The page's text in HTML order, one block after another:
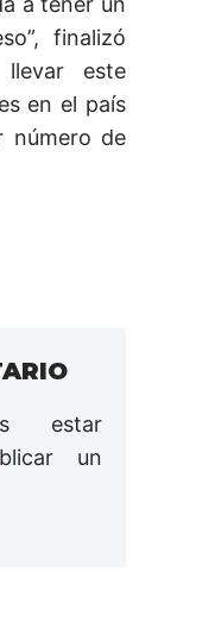
finalizó
este
en el país
número de
estar
un